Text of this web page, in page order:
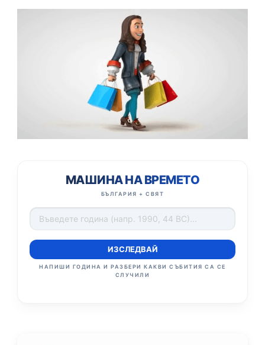
МАШИНА НА ВРЕМЕТО
БЪЛГАРИЯ + СВЯТ
ИЗСЛЕДВАЙ
НАПИШИ ГОДИНА И РАЗБЕРИ КАКВИ СЪБИТИЯ СА СЕ
СЛУЧИЛИ